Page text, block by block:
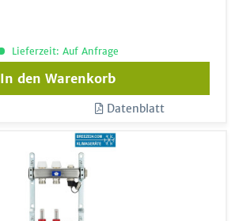
Lieferzeit: Auf Anfrage
In den Warenkorb
Datenblatt